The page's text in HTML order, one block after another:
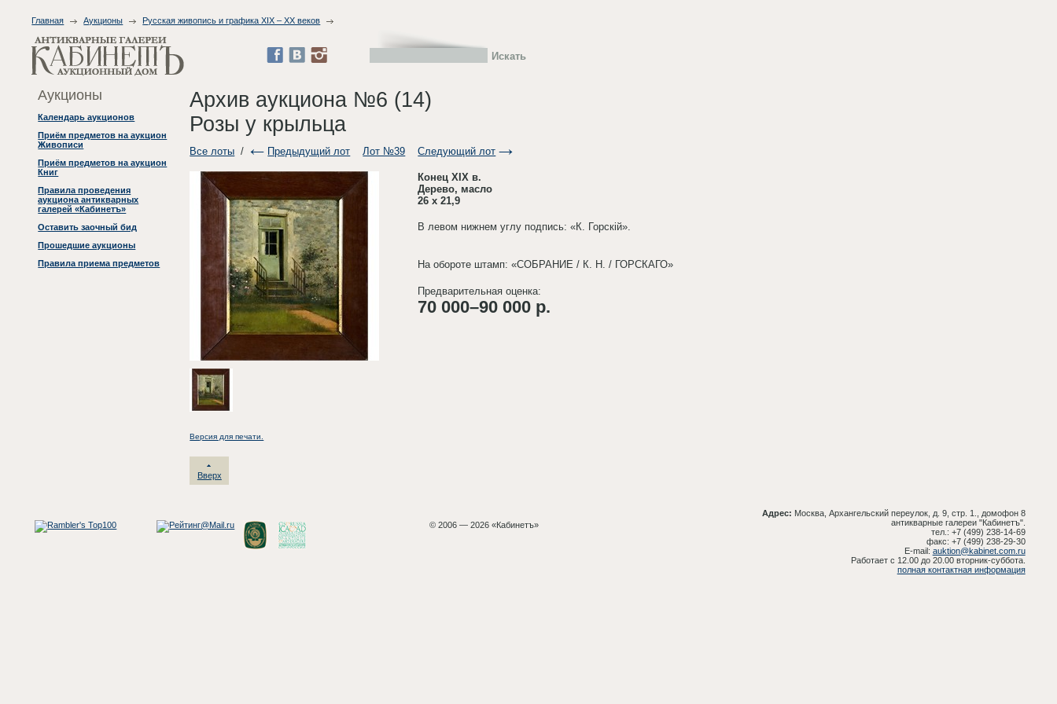
Главная Аукционы Русская живопись и графика XIX – XX веков
Аукционы
Календарь аукционов
Приём предметов на аукцион
Живописи
Приём предметов на аукцион
Книг
Правила проведения
аукциона антикварных
галерей «Кабинетъ»
Оставить заочный бид
Прошедшие аукционы
Правила приема предметов
Архив аукциона №6 (14)
Розы у крыльца
Все лоты / Предыдущий лот Лот №39 Следующий лот
Конец XIX в.
Дерево, масло
26 х 21,9
В левом нижнем углу подпись: «К. Горскiй».
На обороте штамп: «СОБРАНИЕ / К. Н. / ГОРСКАГО»
Предварительная оценка:
70 000–90 000 р.
Версия для печати.
Вверх
Адрес: Москва, Архангельский переулок, д. 9, стр. 1., домофон 8
антикварные галереи "Кабинетъ".
тел.: +7 (499) 238-14-69
факс: +7 (499) 238-29-30
E-mail: auktion@kabinet.com.ru
Работает с 12.00 до 20.00 вторник-суббота.
полная контактная информация
© 2006 — 2026 «Кабинетъ»